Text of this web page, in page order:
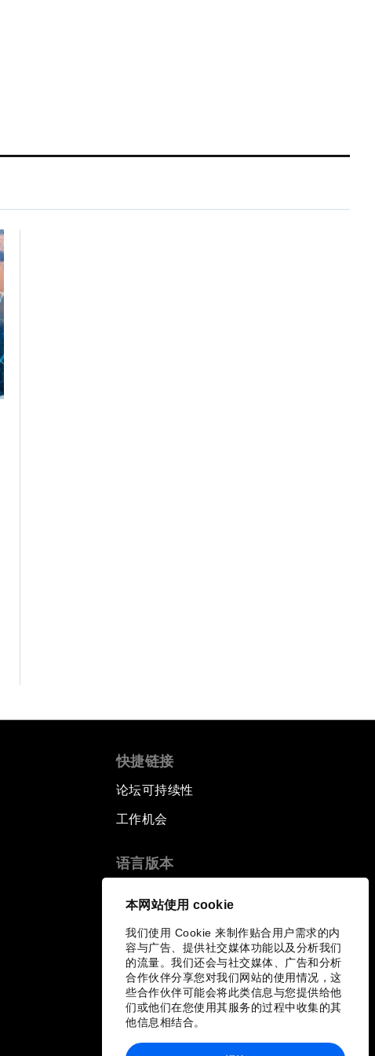
本网站使用 cookie
我们使用 Cookie 来制作贴合用户需求的内
容与广告、提供社交媒体功能以及分析我们
的流量。我们还会与社交媒体、广告和分析
合作伙伴分享您对我们网站的使用情况，这
些合作伙伴可能会将此类信息与您提供给他
们或他们在您使用其服务的过程中收集的其
他信息相结合。
快捷链接
论坛可持续性
工作机会
语言版本